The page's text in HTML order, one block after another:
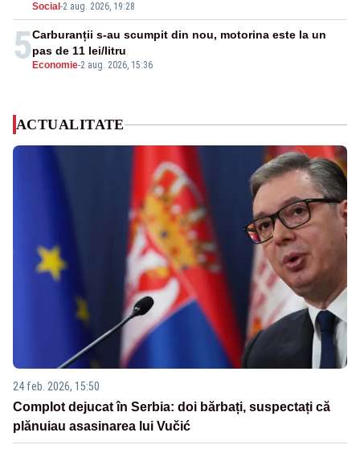
Social -2 aug. 2026, 19:28
5 Economie-2 aug. 2026, 15:36
Carburanții s-au scumpit din nou, motorina este la un
pas de 11 lei/litru
ACTUALITATE
24 feb. 2026, 15:50
Complot dejucat în Serbia: doi bărbați, suspectați că
plănuiau asasinarea lui Vučić